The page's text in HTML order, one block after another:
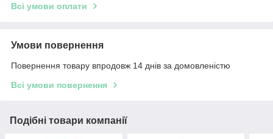
Всі умови оплати
Умови повернення
Повернення товару впродовж 14 днів за домовленістю
Всі умови повернення
Подібні товари компанії